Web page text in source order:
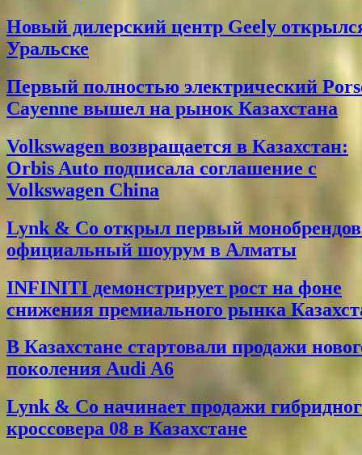
Новый дилерский центр Geely
Уральске
Первый полностью электрический
Cayenne вышел на рынок Казахстана
Volkswagen возвращается в Казахстан:
Orbis Auto подписала соглашение с
Volkswagen China
Lynk & Co открыл первый
официальный шоурум в Алматы
INFINITI демонстрирует рост на фоне
снижения премиального рынка
В Казахстане стартовали продажи
поколения Audi A6
Lynk & Co начинает продажи
кроссовера 08 в Казахстане